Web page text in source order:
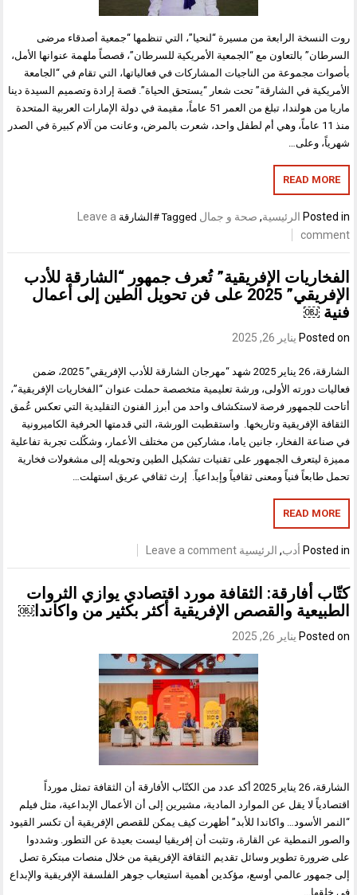
روت النسخة الرابعة من مسيرة “لنحيا”، التي تنظمها “جمعية أصدقاء مرضى
السرطان” بالتعاون مع “الجمعية الأمريكية للسرطان”، قصصاً ملهمة عنوانها الأمل،
بأصوات مجموعة من الناجيات المشاركات في فعالياتها، التي تقام في “الجامعة
الأمريكية في الشارقة” تحت شعار “يستحق الحياة”. قصة إرادة وتصميم السيدة دينا
ماريا من هولندا، تبلغ من العمر 51 عاماً، مقيمة في دولة الإمارات العربية المتحدة
منذ 11 عاماً، وهي أم لطفل واحد، شعرت بالمرض، وعانت من آلام كبيرة في الصدر
شهرياً، وعلى…
READ MORE
Posted in الرئيسية, صحة و جمال Tagged #الشارقة Leave a
comment
الفخاريات الإفريقية” تُعرف جمهور “الشارقة للأدب
الإفريقي” 2025 على فن تحويل الطين إلى أعمال
فنية ￼
Posted on يناير 26, 2025
الشارقة، 26 يناير 2025 شهد “مهرجان الشارقة للأدب الإفريقي” 2025، ضمن
فعاليات دورته الأولى، ورشة تعليمية متخصصة حملت عنوان “الفخاريات الإفريقية”،
أتاحت للجمهور فرصة لاستكشاف واحد من أبرز الفنون التقليدية التي تعكس عُمق
الثقافة الإفريقية وتاريخها. واستقطبت الورشة، التي قدمتها الحرفية الكاميرونية
في صناعة الفخار، جانين ياما، مشاركين من مختلف الأعمار، وشكّلت تجربة تفاعلية
مميزة ليتعرف الجمهور على تقنيات تشكيل الطين وتحويله إلى مشغولات فخارية
تحمل طابعاً فنياً ومعنى ثقافياً وإبداعياً. إرث ثقافي عريق استهلت…
READ MORE
Posted in أدب, الرئيسية Leave a comment
كتّاب أفارقة: الثقافة مورد اقتصادي يوازي الثروات
الطبيعية والقصص الإفريقية أكثر بكثير من واكاندا￼
Posted on يناير 26, 2025
الشارقة، 26 يناير 2025 أكد عدد من الكتّاب الأفارقة أن الثقافة تمثل مورداً
اقتصادياً لا يقل عن الموارد المادية، مشيرين إلى أن الأعمال الإبداعية، مثل فيلم
“النمر الأسود… واكاندا للأبد” أظهرت كيف يمكن للقصص الإفريقية أن تكسر القيود
والصور النمطية عن القارة، وتثبت أن إفريقيا ليست بعيدة عن التطور. وشددوا
على ضرورة تطوير وسائل تقديم الثقافة الإفريقية من خلال منصات مبتكرة تصل
إلى جمهور عالمي أوسع، مؤكدين أهمية استيعاب جوهر الفلسفة الإفريقية والإبداع
في خلقها…